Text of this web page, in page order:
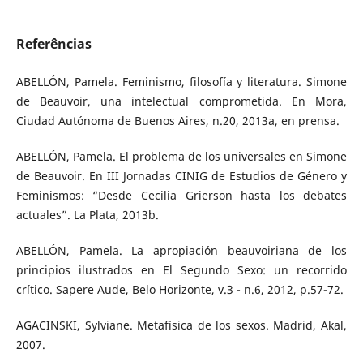
Referências
ABELLÓN, Pamela. Feminismo, filosofía y literatura. Simone
de Beauvoir, una intelectual comprometida. En Mora,
Ciudad Autónoma de Buenos Aires, n.20, 2013a, en prensa.
ABELLÓN, Pamela. El problema de los universales en Simone
de Beauvoir. En III Jornadas CINIG de Estudios de Género y
Feminismos: “Desde Cecilia Grierson hasta los debates
actuales”. La Plata, 2013b.
ABELLÓN, Pamela. La apropiación beauvoiriana de los
principios ilustrados en El Segundo Sexo: un recorrido
crítico. Sapere Aude, Belo Horizonte, v.3 - n.6, 2012, p.57-72.
AGACINSKI, Sylviane. Metafísica de los sexos. Madrid, Akal,
2007.